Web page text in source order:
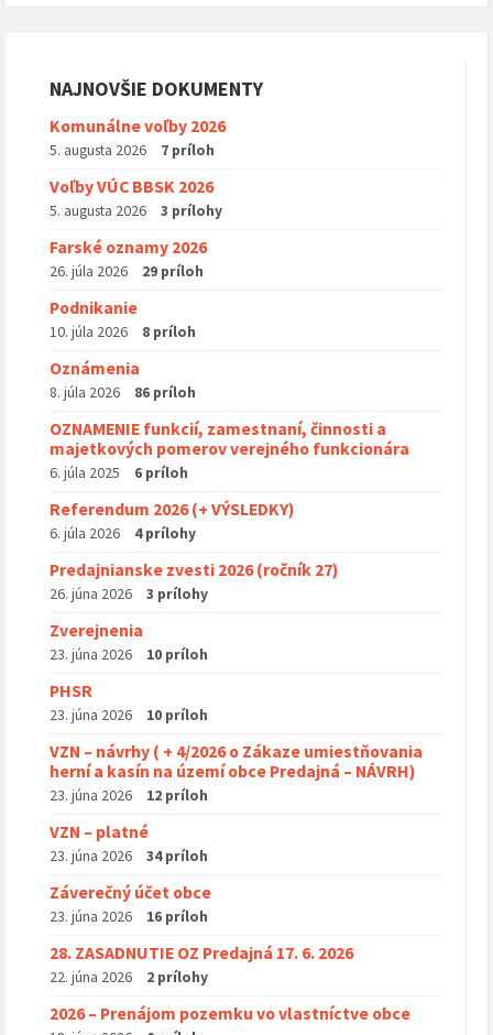
NAJNOVŠIE DOKUMENTY
Komunálne voľby 2026
5. augusta 2026 7 príloh
Voľby VÚC BBSK 2026
5. augusta 2026 3 prílohy
Farské oznamy 2026
26. júla 2026 29 príloh
Podnikanie
10. júla 2026 8 príloh
Oznámenia
8. júla 2026 86 príloh
OZNAMENIE funkcií, zamestnaní, činnosti a
majetkových pomerov verejného funkcionára
6. júla 2025 6 príloh
Referendum 2026 (+ VÝSLEDKY)
6. júla 2026 4 prílohy
Predajnianske zvesti 2026 (ročník 27)
26. júna 2026 3 prílohy
Zverejnenia
23. júna 2026 10 príloh
PHSR
23. júna 2026 10 príloh
VZN – návrhy ( + 4/2026 o Zákaze umiestňovania
herní a kasín na území obce Predajná – NÁVRH)
23. júna 2026 12 príloh
VZN – platné
23. júna 2026 34 príloh
Záverečný účet obce
23. júna 2026 16 príloh
28. ZASADNUTIE OZ Predajná 17. 6. 2026
22. júna 2026 2 prílohy
2026 – Prenájom pozemku vo vlastníctve obce